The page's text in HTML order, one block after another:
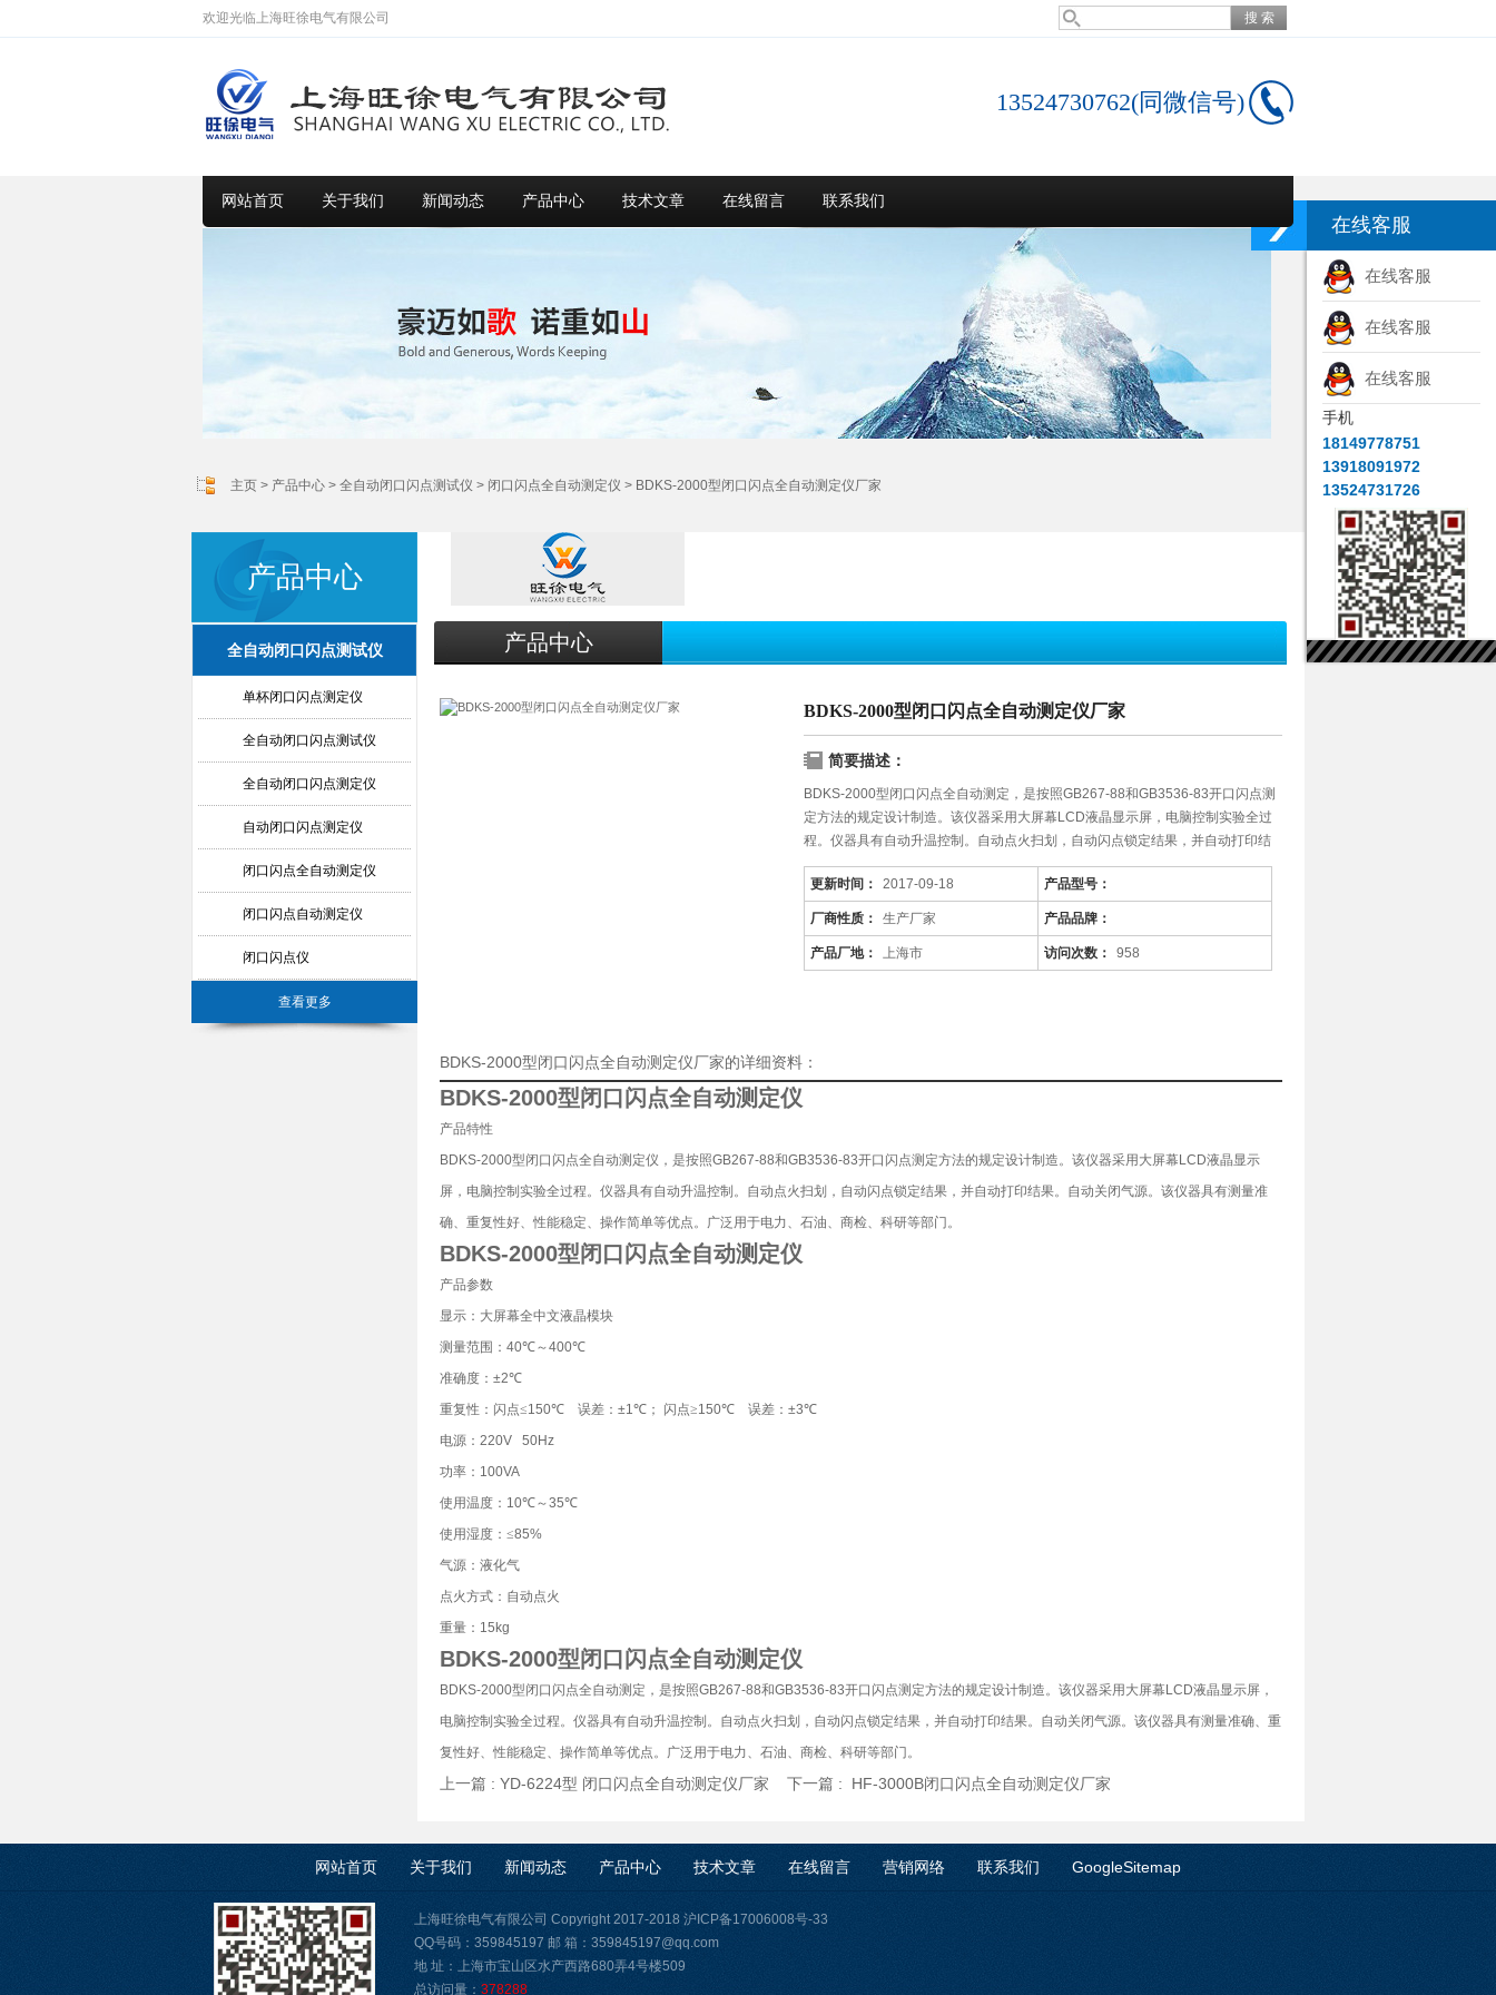
欢迎光临上海旺徐电气有限公司
13524730762(同微信号)
网站首页 关于我们 新闻动态 产品中心 技术文章 在线留言 联系我们
主页 > 产品中心 > 全自动闭口闪点测试仪 > 闭口闪点全自动测定仪 > BDKS-2000型闭口闪点全自动测定仪厂家
产品中心
全自动闭口闪点测试仪
单杯闭口闪点测定仪
全自动闭口闪点测试仪
全自动闭口闪点测定仪
自动闭口闪点测定仪
闭口闪点全自动测定仪
闭口闪点自动测定仪
闭口闪点仪
查看更多
产品中心
BDKS-2000型闭口闪点全自动测定仪厂家
简要描述：
BDKS-2000型闭口闪点全自动测定，是按照GB267-88和GB3536-83开口闪点测
定方法的规定设计制造。该仪器采用大屏幕LCD液晶显示屏，电脑控制实验全过
程。仪器具有自动升温控制。自动点火扫划，自动闪点锁定结果，并自动打印结
果。
更新时间：
2017-09-18 产品型号：
厂商性质： 生产厂家 产品品牌：
产品厂地： 上海市 访问次数： 958
BDKS-2000型闭口闪点全自动测定仪厂家的详细资料：
BDKS-2000型闭口闪点全自动测定仪
产品特性
BDKS-2000型闭口闪点全自动测定仪 ，是按照GB267-88和GB3536-83开口闪点测定方法的规定设计制造。该仪器采用大屏幕 LCD液晶显示
屏，电脑控制实验全过程。仪器具有自动升温控制。自动点火扫划，自动闪点锁定结果，并自动打印结果。自动关闭气源。该仪器具有测量准
确、重复性好、性能稳定、操作简单等优点。广泛用于电力、石油、商检、科研等部门。
BDKS-2000型闭口闪点全自动测定仪
产品参数
显示：大屏幕全中文液晶模块
测量范围： 40℃～400℃
准确度： ±2℃
重复性：闪点≤150℃ 误差： ±1℃； 闪点≥150℃ 误差： ±3℃
电源： 220V 50Hz
功率： 100VA
使用温度： 10℃～35℃
使用湿度：≤85%
气源：液化气
点火方式：自动点火
重量： 15kg
BDKS-2000型闭口闪点全自动测定仪
BDKS-2000型闭口闪点全自动测定 ，是按照GB267-88和GB3536-83开口闪点测定方法的规定设计制造。该仪器采用大屏幕 LCD液晶显示屏，
电脑控制实验全过程。仪器具有自动升温控制。自动点火扫划，自动闪点锁定结果，并自动打印结果。自动关闭气源。该仪器具有测量准确、重
复性好、性能稳定、操作简单等优点。广泛用于电力、石油、商检、科研等部门。
上一篇 : YD-6224型 闭口闪点全自动测定仪厂家 下一篇 : HF-3000B闭口闪点全自动测定仪厂家
网站首页 关于我们 新闻动态 产品中心 技术文章 在线留言 营销网络 联系我们 GoogleSitemap
上海旺徐电气有限公司 Copyright 2017-2018 沪ICP备17006008号-33
QQ号码：359845197 邮 箱：359845197@qq.com
地 址：上海市宝山区水产西路680弄4号楼509
总访问量： 378288
在线客服
在线客服
在线客服
在线客服
手机
18149778751
13918091972
13524731726